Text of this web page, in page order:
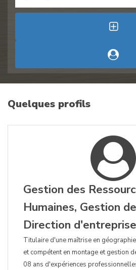
Quelques profils
Gestion des
Humaines, Gestion
Direction d'entreprise
Titulaire d'une maîtrise en
et compétent en montage et gestion
08 ans d'expériences